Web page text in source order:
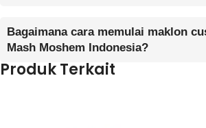
Bagaimana cara memulai maklon
Mash Moshem Indonesia?
Produk Terkait